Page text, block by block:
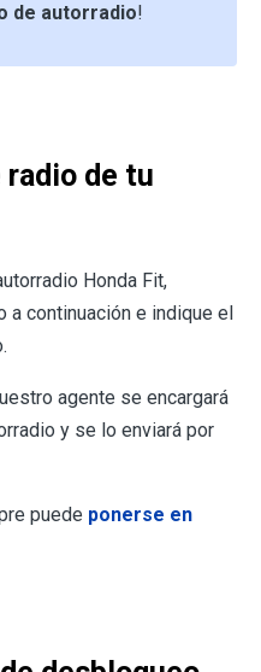
de autorradio!
radio de tu
Honda Fit,
continuación e indique el
agente se encargará
y se lo enviará por
puede ponerse en